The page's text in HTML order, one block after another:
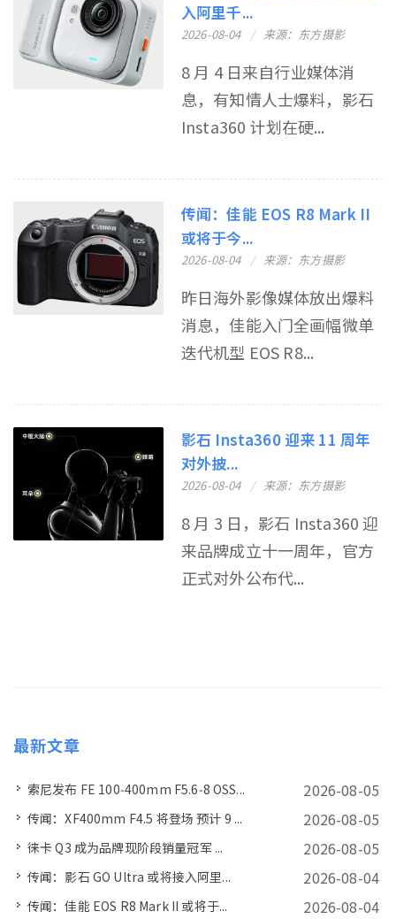
入阿里千...
2026-08-04 来源：东方摄影
8 月 4 日来自行业媒体消
息，有知情人士爆料，影石
Insta360 计划在硬...
传闻：佳能 EOS R8 Mark II
或将于今...
2026-08-04 来源：东方摄影
昨日海外影像媒体放出爆料
消息，佳能入门全画幅微单
迭代机型 EOS R8...
影石 Insta360 迎来 11 周年
对外披...
2026-08-04 来源：东方摄影
8 月 3 日，影石 Insta360 迎
来品牌成立十一周年，官方
正式对外公布代...
最新文章
索尼发布 FE 100‑400mm F5.6‑8 OSS... 2026-08-05
传闻：XF400mm F4.5 将登场 预计 9 ... 2026-08-05
徕卡 Q3 成为品牌现阶段销量冠军 ... 2026-08-05
传闻：影石 GO Ultra 或将接入阿里... 2026-08-04
传闻：佳能 EOS R8 Mark II 或将于... 2026-08-04